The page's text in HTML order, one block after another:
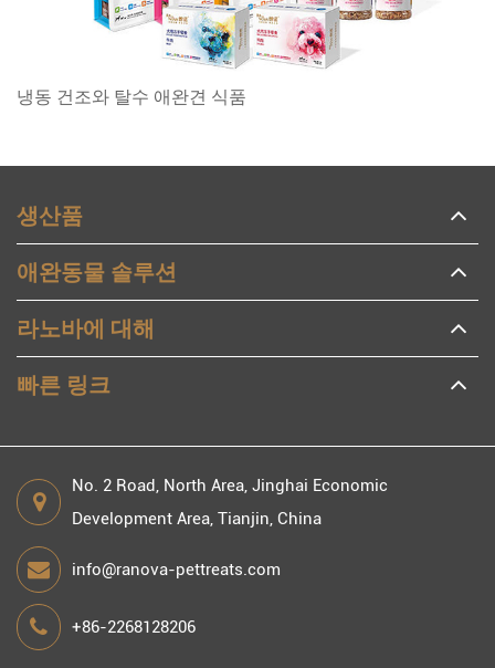
냉동 건조와 탈수 애완견 식품
생산품
애완동물 솔루션
라노바에 대해
빠른 링크
No. 2 Road, North Area, Jinghai Economic
Development Area, Tianjin, China
info@ranova-pettreats.com
+86-2268128206